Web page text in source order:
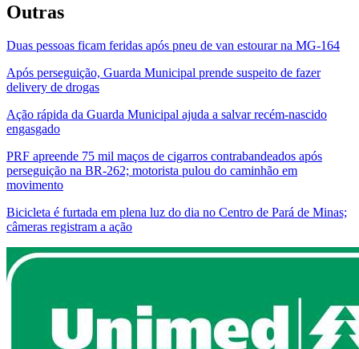
Outras
Duas pessoas ficam feridas após pneu de van estourar na MG-164
Após perseguição, Guarda Municipal prende suspeito de fazer
delivery de drogas
Ação rápida da Guarda Municipal ajuda a salvar recém-nascido
engasgado
PRF apreende 75 mil maços de cigarros contrabandeados após
perseguição na BR-262; motorista pulou do caminhão em
movimento
Bicicleta é furtada em plena luz do dia no Centro de Pará de Minas;
câmeras registram a ação